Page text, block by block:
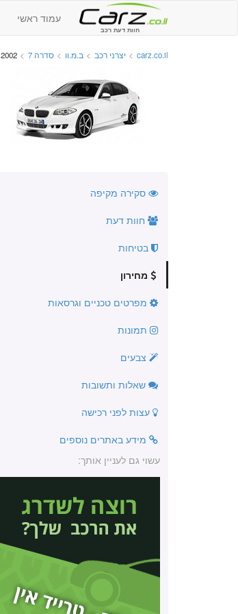
חוות דעת רכב
עמוד ראשי
carz.co.il
> יצרני רכב > ב.מ.וו > סדרה 7 > 2002 - 2009 - מחירון
סקירה מקיפה
חוות דעת
בטיחות
מחירון
מפרטים טכניים וגרסאות
תמונות
צבעים
שאלות ותשובות
עצות לפני רכישה
מידע באתרים נוספים
עשוי גם לעניין אותך: